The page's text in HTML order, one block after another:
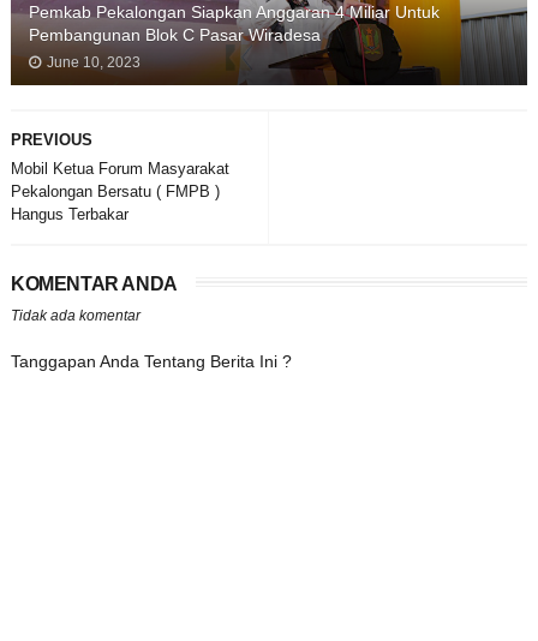
Pemkab Pekalongan Siapkan Anggaran 4 Miliar Untuk
Pembangunan Blok C Pasar Wiradesa
June 10, 2023
PREVIOUS
Mobil Ketua Forum Masyarakat
Pekalongan Bersatu ( FMPB )
Hangus Terbakar
KOMENTAR ANDA
Tidak ada komentar
Tanggapan Anda Tentang Berita Ini ?